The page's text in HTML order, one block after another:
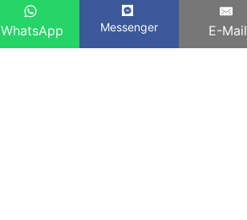
WhatsApp Messenger E-Mail